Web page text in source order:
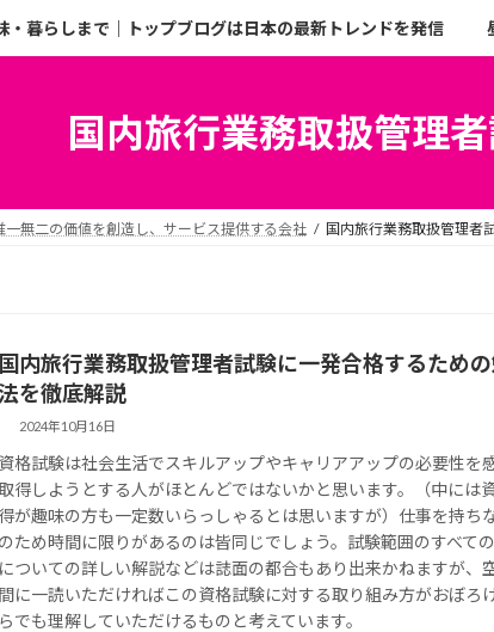
・暮らしまで｜トップブログは日本の最新トレンドを発信
国内旅行業務取扱管理
無二の価値を創造し、サービス提供する会社 国内旅行業務取扱管理者
国内旅行業務取扱管理者試験に一発合格するため
を徹底解説
2024年10月16日
資格試験は社会生活でスキルアップやキャリアアップの必要性を
得しようとする人がほとんどではないかと思います。（中には
得が趣味の方も一定数いらっしゃるとは思いますが）仕事を持ち
のため時間に限りがあるのは皆同じでしょう。試験範囲のすべて
についての詳しい解説などは誌面の都合もあり出来かねますが、
間に一読いただければこの資格試験に対する取り組み方がおぼろ
らでも理解していただけるものと考えています。